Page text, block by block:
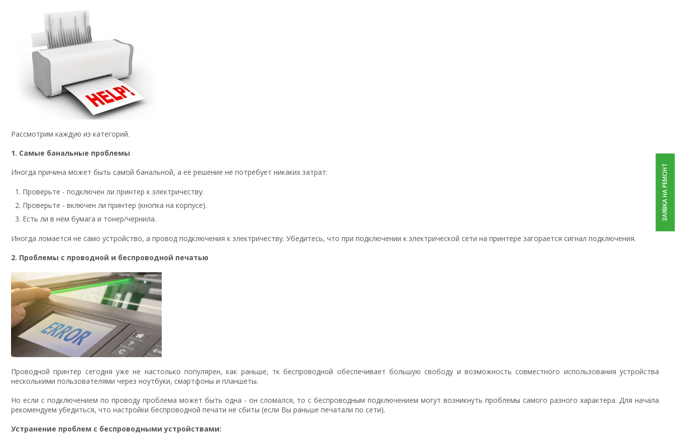
Рассмотрим каждую из категорий.
1. Самые банальные проблемы
Иногда причина может быть самой банальной, а её решение не потребует никаких затрат:
Проверьте - подключен ли принтер к электричеству.
Проверьте - включен ли принтер (кнопка на корпусе).
Есть ли в нём бумага и тонер/чернила.
Иногда ломается не само устройство, а провод подключения к электричеству. Убедитесь, что при подключении к электрической сети на принтере загорается сигнал подключения.
2. Проблемы с проводной и беспроводной печатью
Проводной принтер сегодня уже не настолько популярен, как раньше, тк беспроводной обеспечивает большую свободу и возможность совместного использования устройства
несколькими пользователями через ноутбуки, смартфоны и планшеты.
Но если с подключением по проводу проблема может быть одна - он сломался, то с беспроводным подключением могут возникнуть проблемы самого разного характера. Для начала
рекомендуем убедиться, что настройки беспроводной печати не сбиты (если Вы раньше печатали по сети).
Устранение проблем с беспроводными устройствами:
ЗАЯВКА НА РЕМОНТ